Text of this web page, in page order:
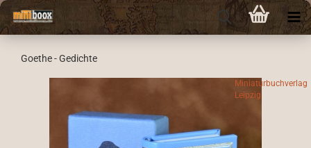
Goethe - Gedichte
Miniaturbuchverlag
Leipzig